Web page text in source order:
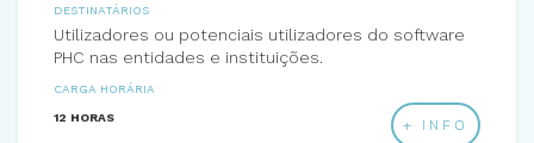
DESTINATÁRIOS
Utilizadores ou potenciais utilizadores do software
PHC nas entidades e instituições.
CARGA HORÁRIA
12 HORAS + INFO